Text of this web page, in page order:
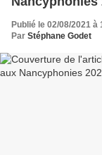
Publié le 02/08/2021 à
Par Stéphane Godet